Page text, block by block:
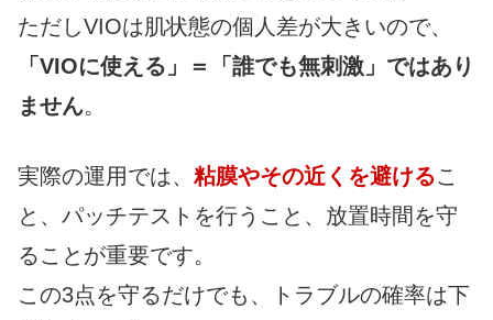
ただしVIOは肌状態の個人差が大きいので、
「VIOに使える」＝「誰でも無刺激」ではあり
ません。
実際の運用では、 粘膜やその近くを避けるこ
と、パッチテストを行うこと、放置時間を守
ることが重要です。
この3点を守るだけでも、トラブルの確率は下